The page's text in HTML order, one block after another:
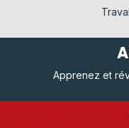
Apprenez et